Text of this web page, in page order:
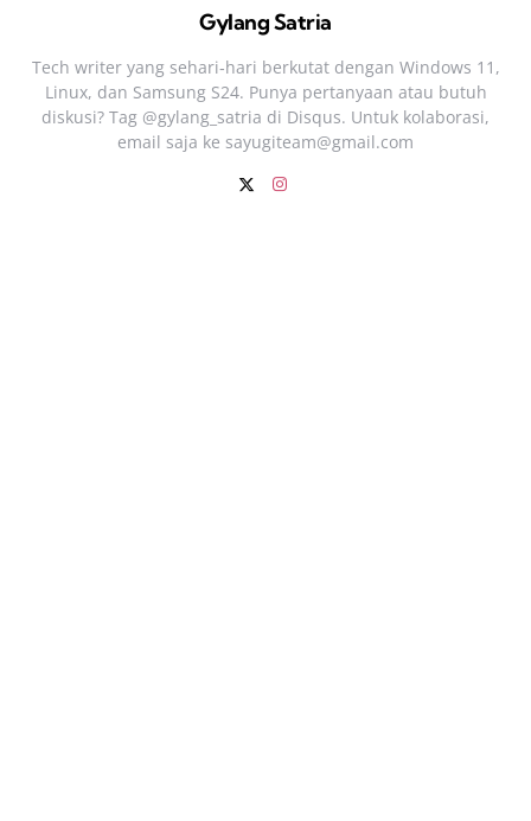
Gylang Satria
Tech writer yang sehari‑hari berkutat dengan Windows 11,
Linux, dan Samsung S24. Punya pertanyaan atau butuh
diskusi? Tag @gylang_satria di Disqus. Untuk kolaborasi,
email saja ke sayugiteam@gmail.com